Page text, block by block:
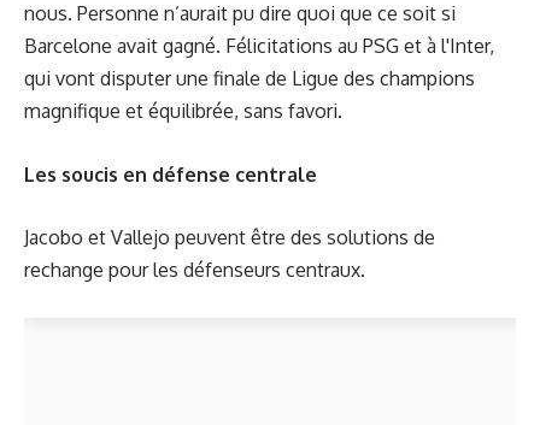
nous. Personne n’aurait pu dire quoi que ce soit si
Barcelone avait gagné. Félicitations au PSG et à l'Inter,
qui vont disputer une finale de Ligue des champions
magnifique et équilibrée, sans favori.
Les soucis en défense centrale
Jacobo et Vallejo peuvent être des solutions de
rechange pour les défenseurs centraux.